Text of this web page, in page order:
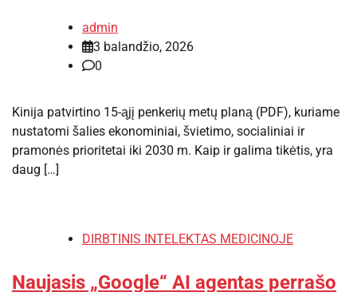
admin
3 balandžio, 2026
0
Kinija patvirtino 15-ąjį penkerių metų planą (PDF), kuriame
nustatomi šalies ekonominiai, švietimo, socialiniai ir
pramonės prioritetai iki 2030 m. Kaip ir galima tikėtis, yra
daug […]
DIRBTINIS INTELEKTAS MEDICINOJE
Naujasis „Google“ AI agentas perrašo